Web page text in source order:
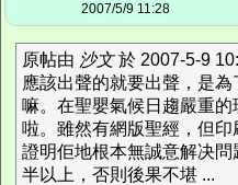
2007/5/9 11:28
原帖由 沙文於 2007-5-9
應該出聲的就要出聲，是
嘛。在聖嬰氣候日趨嚴重
啦。雖然有網版聖經，但印
證明佢地根本無誠意解决
半以上，否則後果不堪 ...